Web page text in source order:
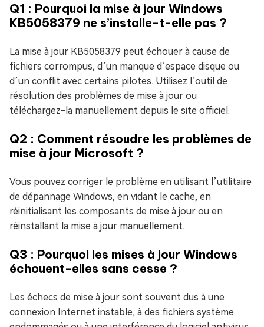
Q1 : Pourquoi la mise à jour Windows
KB5058379 ne s’installe-t-elle pas ?
La mise à jour KB5058379 peut échouer à cause de
fichiers corrompus, d’un manque d’espace disque ou
d’un conflit avec certains pilotes. Utilisez l’outil de
résolution des problèmes de mise à jour ou
téléchargez-la manuellement depuis le site officiel.
Q2 : Comment résoudre les problèmes de
mise à jour Microsoft ?
Vous pouvez corriger le problème en utilisant l’utilitaire
de dépannage Windows, en vidant le cache, en
réinitialisant les composants de mise à jour ou en
réinstallant la mise à jour manuellement.
Q3 : Pourquoi les mises à jour Windows
échouent-elles sans cesse ?
Les échecs de mise à jour sont souvent dus à une
connexion Internet instable, à des fichiers système